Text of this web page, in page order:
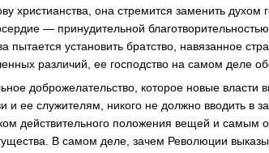
христианства, она стремится заменить духом
— принудительной
пытается установить братство, навязанное
различий, ее господство на самом деле
доброжелательство, которое новые
и ее служителям, никого не должно вводить в
действительного положения вещей и самым
В самом деле, зачем Революции